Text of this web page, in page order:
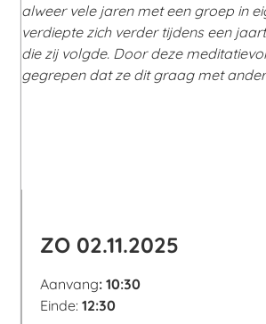
alweer vele jaren met een groep in
verdiepte zich verder tijdens een
die zij volgde. Door deze
gegrepen dat ze dit graag met
ZO 02.11.2025
Aanvang: 10:30
Einde:12:30